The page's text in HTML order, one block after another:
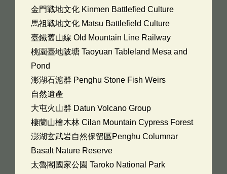
金門戰地文化 Kinmen Battlefied Culture
馬祖戰地文化 Matsu Battlefield Culture
臺鐵舊山線 Old Mountain Line Railway
桃園臺地陂塘 Taoyuan Tableland Mesa and
Pond
澎湖石滬群 Penghu Stone Fish Weirs
自然遺產
大屯火山群 Datun Volcano Group
棲蘭山檜木林 Cilan Mountain Cypress Forest
澎湖玄武岩自然保留區Penghu Columnar
Basalt Nature Reserve
太魯閣國家公園 Taroko National Park